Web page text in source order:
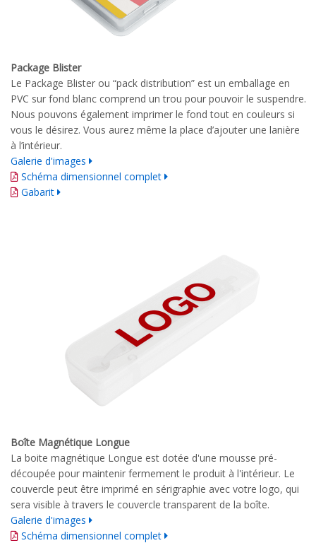
Package Blister
Le Package Blister ou “pack distribution” est un emballage en
PVC sur fond blanc comprend un trou pour pouvoir le suspendre.
Nous pouvons également imprimer le fond tout en couleurs si
vous le désirez. Vous aurez même la place d’ajouter une lanière
à l’intérieur.
Galerie d'images
Schéma dimensionnel complet
Gabarit
Boîte Magnétique Longue
La boite magnétique Longue est dotée d'une mousse pré-
découpée pour maintenir fermement le produit à l'intérieur. Le
couvercle peut être imprimé en sérigraphie avec votre logo, qui
sera visible à travers le couvercle transparent de la boîte.
Galerie d'images
Schéma dimensionnel complet